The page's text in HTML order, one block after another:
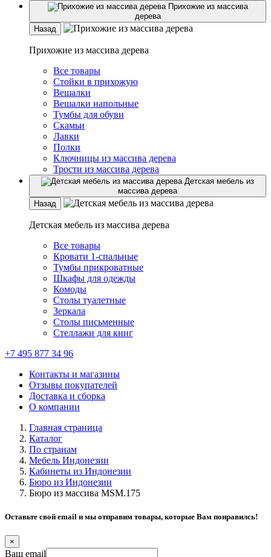
Прихожие из массива
дерева
Назад
Прихожие из массива дерева
Все товары
Стойки в прихожую
Вешалки
Вешалки напольные
Тумбы для обуви
Скамьи
Лавки
Полки
Ключницы из массива дерева
Трости из массива дерева
Детская мебель из
массива дерева
Назад
Детская мебель из массива дерева
Все товары
Кровати 1-спальные
Тумбы прикроватные
Шкафы для одежды
Комоды
Столы туалетные
Зеркала
Столы письменные
Стеллажи для книг
+7 495 877 34 96
Контакты и магазины
Отзывы покупателей
Доставка и сборка
О компании
Главная страница
Каталог
По странам
Мебель Индонезии
Кабинеты из Индонезии
Бюро из Индонезии
Бюро из массива MSM.175
Оставьте свой email и мы отправим товары, которые Вам понравилсь!
×
Ваш email